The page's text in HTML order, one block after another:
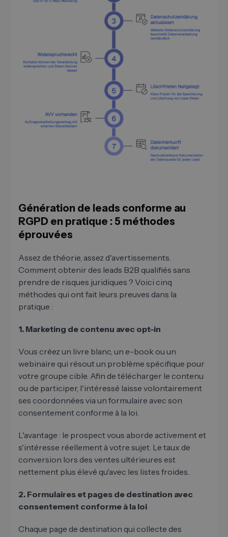
Génération de leads conforme au
RGPD en pratique : 5 méthodes
éprouvées
Assez de théorie, assez d'avertissements.
Comment obtenir des leads B2B qualifiés sans
prendre de risques juridiques ? Voici cinq
méthodes qui ont fait leurs preuves dans la
pratique :
1. Marketing de contenu avec opt-in
Vous créez un livre blanc, un e-book ou un
webinaire qui résout un problème spécifique pour
votre groupe cible. Afin de télécharger le contenu
ou de participer, l'intéressé laisse volontairement
ses coordonnées via un formulaire avec son
consentement conforme à la loi.
L'avantage : le prospect vous aborde activement et
s'intéresse réellement à votre sujet. Le taux de
conversion lors des ventes ultérieures est
nettement plus élevé qu'avec les listes froides.
2. Formulaires et pages de destination avec
consentement conforme à la loi
Chaque page de destination qui collecte des